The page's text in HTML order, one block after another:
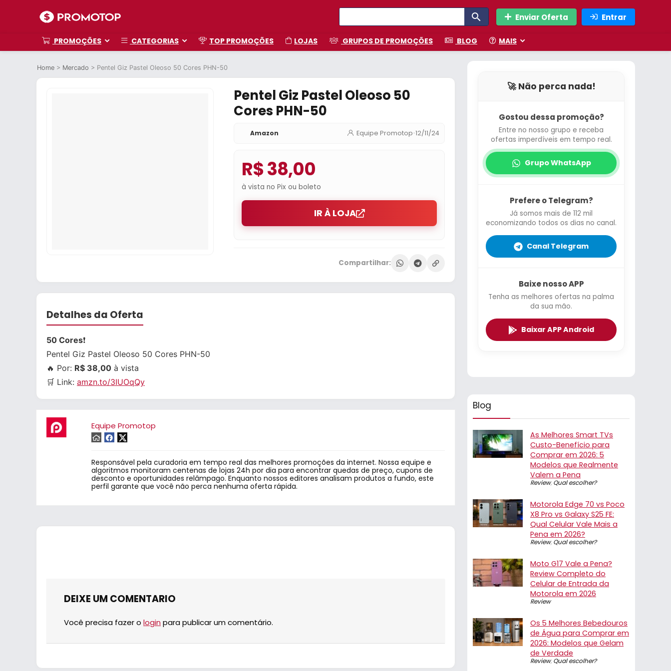
Enviar Oferta Entrar
PROMOÇÕES CATEGORIAS TOP PROMOÇÕES LOJAS GRUPOS DE PROMOÇÕES BLOG MAIS
Home > Mercado > Pentel Giz Pastel Oleoso 50 Cores PHN-50
Pentel Giz Pastel Oleoso 50
Cores PHN-50
Amazon Equipe Promotop•12/11/24
R$ 38,00
à vista no Pix ou boleto
IR À LOJA
Compartilhar:
Detalhes da Oferta
50 Cores❗
Pentel Giz Pastel Oleoso 50 Cores PHN-50
🔥 Por: R$ 38,00 à vista
🛒 Link: amzn.to/3IUOqQy
Equipe Promotop
Responsável pela curadoria em tempo real das melhores promoções da internet. Nossa equipe e
algoritmos monitoram centenas de lojas 24h por dia para encontrar quedas de preço, cupons de
desconto e oportunidades relâmpago. Enquanto nossos editores analisam produtos a fundo, este
perfil garante que você não perca nenhuma oferta rápida.
DEIXE UM COMENTARIO
Você precisa fazer o login para publicar um comentário.
🚀 Não perca nada!
Gostou dessa promoção?
Entre no nosso grupo e receba
ofertas imperdíveis em tempo real.
Grupo WhatsApp
Prefere o Telegram?
Já somos mais de 112 mil
economizando todos os dias no canal.
Canal Telegram
Baixe nosso APP
Tenha as melhores ofertas na palma
da sua mão.
Baixar APP Android
Blog
As Melhores Smart TVs
Custo-Benefício para
Comprar em 2026: 5
Modelos que Realmente
Valem a Pena
Review, Qual escolher?
Motorola Edge 70 vs Poco
X8 Pro vs Galaxy S25 FE:
Qual Celular Vale Mais a
Pena em 2026?
Review, Qual escolher?
Moto G17 Vale a Pena?
Review Completo do
Celular de Entrada da
Motorola em 2026
Review
Os 5 Melhores Bebedouros
de Água para Comprar em
2026: Modelos que Gelam
de Verdade
Review, Qual escolher?